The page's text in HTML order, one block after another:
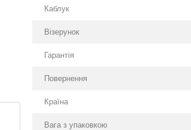
Каблук
Візерунок
Гарантія
Повернення
Країна
Вага з упаковкою